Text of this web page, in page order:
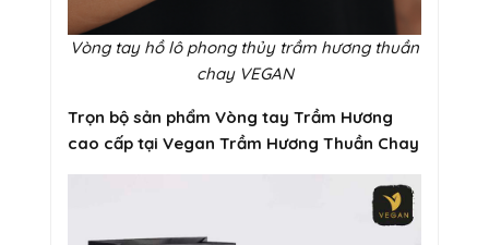
Vòng tay hồ lô phong thủy trầm hương thuần
chay VEGAN
Trọn bộ sản phẩm Vòng tay Trầm Hương
cao cấp tại Vegan Trầm Hương Thuần Chay